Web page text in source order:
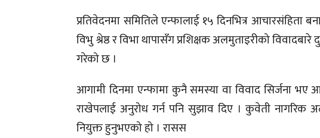
प्रतिवेदनमा समितिले एन्फालाई १५ दिनभित्र आचारसंहिता
विभु श्रेष्ठ र विभा थापासँग प्रशिक्षक अलमुताइरीको
गरेको छ ।
आगामी दिनमा एन्फामा कुनै समस्या वा विवाद सिर्जना भए
राखेपलाई अनुरोध गर्न पनि सुझाव दिए । कुवेती नागरिक
नियुक्त हुनुभएको हो । रासस